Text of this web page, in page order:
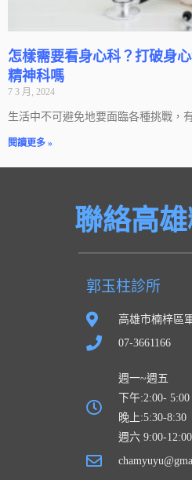
怎樣需要看身心科？打破身
精神科嗎
7 3 月, 2024
生活中不可避免地要面臨各種挑戰，
閱讀更多 »
聯絡高
郭玉柱診所
高雄市楠梓區
07-3661166
週一~週五
下午:2:00- 5:00
晚上:5:30-8:30
週六 9:00-12:00